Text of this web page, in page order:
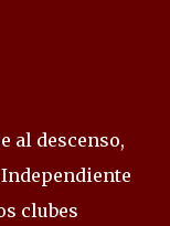
al descenso,
clubes